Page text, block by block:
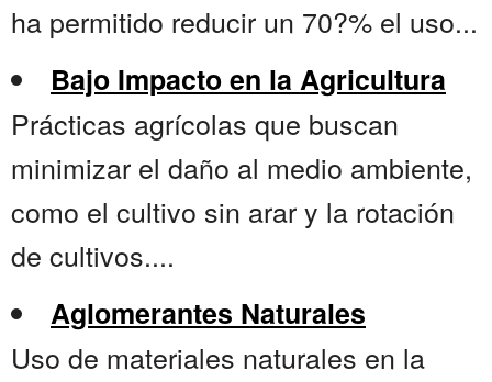
ha permitido reducir un 70?% el uso...
Bajo Impacto en la Agricultura
Prácticas agrícolas que buscan
minimizar el daño al medio ambiente,
como el cultivo sin arar y la rotación
de cultivos....
Aglomerantes Naturales
Uso de materiales naturales en la